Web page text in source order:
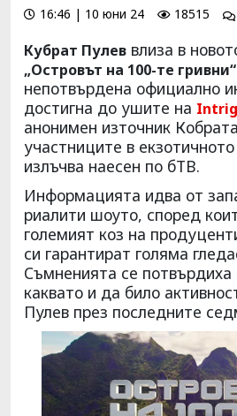
16:46 | 10 юни 24 18515
Кубрат Пулев влиза в
„Островът на 100-те
непотвърдена официално
достигна до ушите на
анонимен източник
участниците в
излъчва наесен по бТВ.
Информацията идва от
риалити шоуто, според
големият коз на
си гарантират голяма
Съмненията се потвърдиха
каквато и да било
Пулев през последните